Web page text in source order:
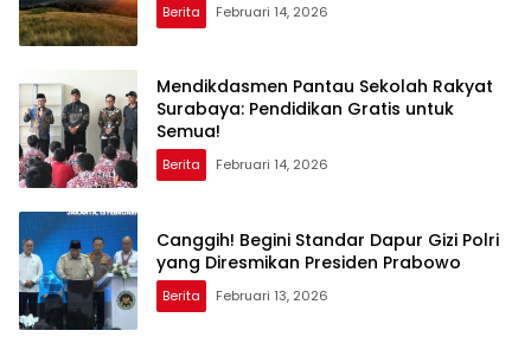
Berita Februari 14, 2026
Mendikdasmen Pantau Sekolah Rakyat
Surabaya: Pendidikan Gratis untuk
Semua!
Berita Februari 14, 2026
Canggih! Begini Standar Dapur Gizi Polri
yang Diresmikan Presiden Prabowo
Berita Februari 13, 2026